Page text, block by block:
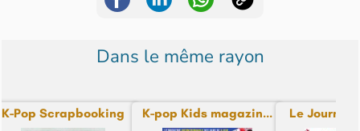
Dans le même rayon
K-Pop Scrapbooking K-pop Kids magazin... Le Journal